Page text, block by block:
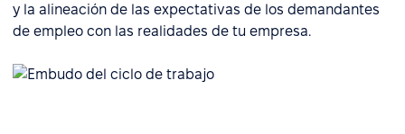
y la alineación de las expectativas de los demandantes
de empleo con las realidades de tu empresa.